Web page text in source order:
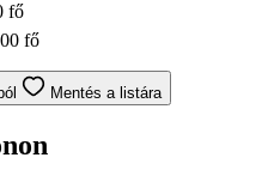
fő
fő
Mentés a listára